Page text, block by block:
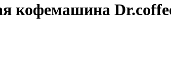
кофемашина